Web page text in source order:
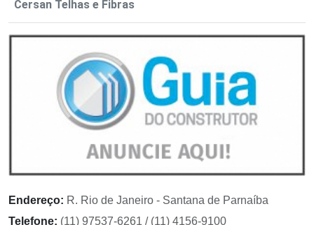
Cersan Telhas e Fibras
Endereço: R. Rio de Janeiro - Santana de Parnaíba
Telefone: (11) 97537-6261 / (11) 4156-9100